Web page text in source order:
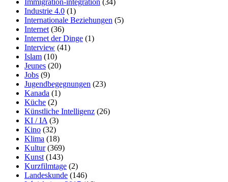
Immigration-intégration (34)
Industrie 4.0 (1)
Internationale Beziehungen (5)
Internet (36)
Internet der Dinge (1)
Interview (41)
Islam (10)
Jeunes (20)
Jobs (9)
Jugendbegegnungen (23)
Kanada (1)
Küche (2)
Künstliche Intelligenz (26)
KI / IA (3)
Kino (32)
Klima (18)
Kultur(369)
Kunst (143)
Kurzfilmtage (2)
Landeskunde (146)